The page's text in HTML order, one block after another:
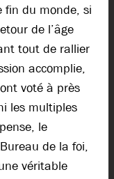
fin du monde, si
de l’âge
tout de rallier
accomplie,
voté à près
les multiples
le
de la foi,
véritable